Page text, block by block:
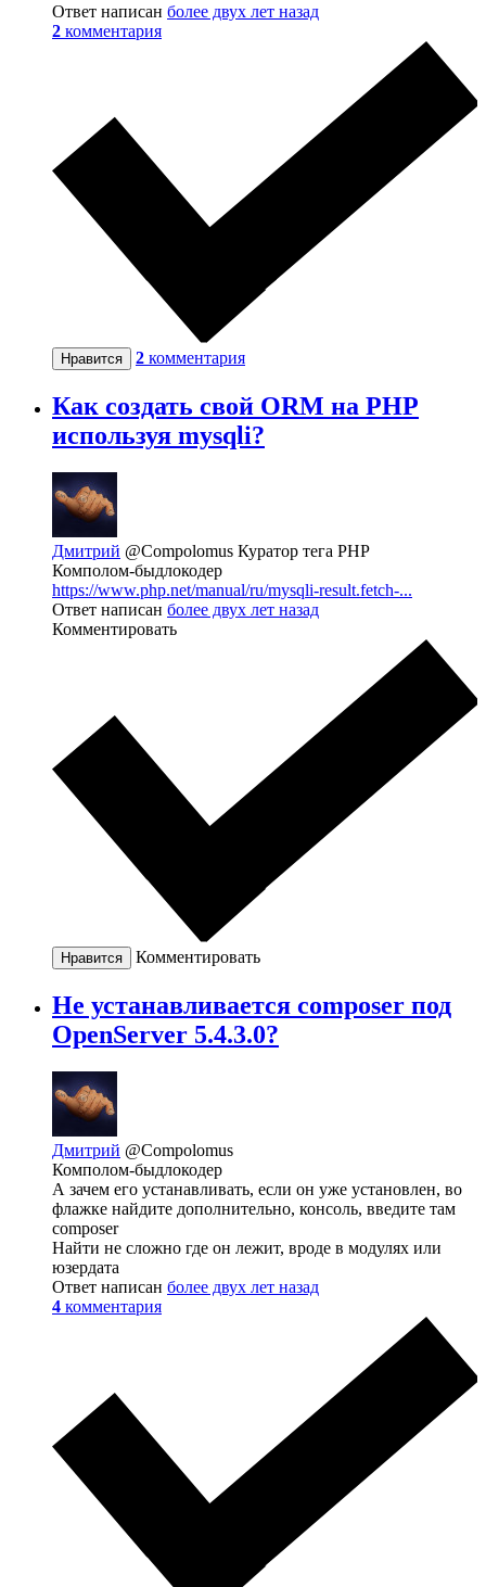
Ответ написан более двух лет назад
2 комментария
Нравится 2 комментария
Как создать свой ORM на PHP
используя mysqli?
Дмитрий @Compolomus Куратор тега PHP
Комполом-быдлокодер
https://www.php.net/manual/ru/mysqli-result.fetch-...
Ответ написан более двух лет назад
Комментировать
Нравится Комментировать
Не устанавливается composer под
OpenServer 5.4.3.0?
Дмитрий @Compolomus
Комполом-быдлокодер
А зачем его устанавливать, если он уже установлен, во
флажке найдите дополнительно, консоль, введите там
composer
Найти не сложно где он лежит, вроде в модулях или
юзердата
Ответ написан более двух лет назад
4 комментария